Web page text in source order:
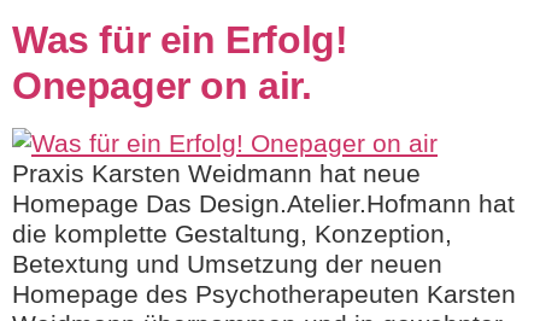
Was für ein Erfolg!
Onepager on air.
Praxis Karsten Weidmann hat neue
Homepage Das Design.Atelier.Hofmann hat
die komplette Gestaltung, Konzeption,
Betextung und Umsetzung der neuen
Homepage des Psychotherapeuten Karsten